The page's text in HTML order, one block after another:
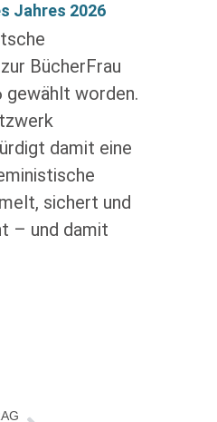
Jahres 2026
BücherFrau
gewählt worden.
damit eine
sichert und
– und damit